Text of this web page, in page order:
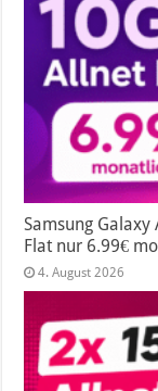
Samsung
Flat nur 6.99€
4. August 2026